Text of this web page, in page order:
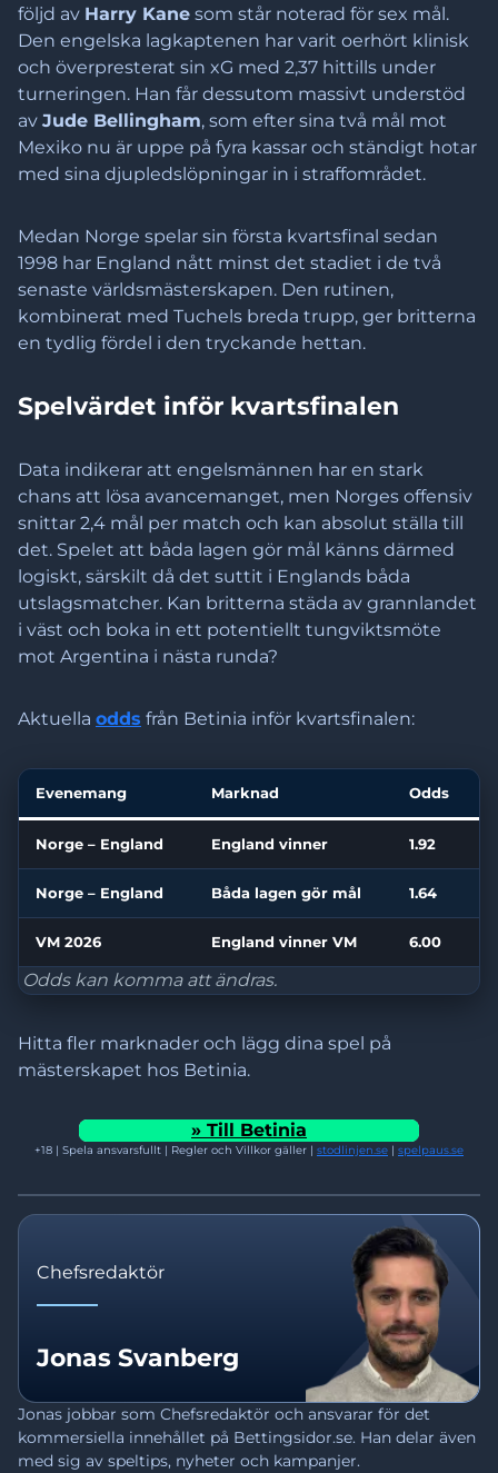
följd av Harry Kane som står noterad för sex mål.
Den engelska lagkaptenen har varit oerhört klinisk
och överpresterat sin xG med 2,37 hittills under
turneringen. Han får dessutom massivt understöd
av Jude Bellingham, som efter sina två mål mot
Mexiko nu är uppe på fyra kassar och ständigt hotar
med sina djupledslöpningar in i straffområdet.
Medan Norge spelar sin första kvartsfinal sedan
1998 har England nått minst det stadiet i de två
senaste världsmästerskapen. Den rutinen,
kombinerat med Tuchels breda trupp, ger britterna
en tydlig fördel i den tryckande hettan.
Spelvärdet inför kvartsfinalen
Data indikerar att engelsmännen har en stark
chans att lösa avancemanget, men Norges offensiv
snittar 2,4 mål per match och kan absolut ställa till
det. Spelet att båda lagen gör mål känns därmed
logiskt, särskilt då det suttit i Englands båda
utslagsmatcher. Kan britterna städa av grannlandet
i väst och boka in ett potentiellt tungviktsmöte
mot Argentina i nästa runda?
Aktuella odds från Betinia inför kvartsfinalen:
Evenemang Marknad Odds
Norge – England England vinner 1.92
Norge – England Båda lagen gör mål 1.64
VM 2026 England vinner VM 6.00
Odds kan komma att ändras.
Hitta fler marknader och lägg dina spel på
mästerskapet hos Betinia.
» Till Betinia
+18 | Spela ansvarsfullt | Regler och Villkor gäller | stodlinjen.se | spelpaus.se
Chefsredaktör
Jonas Svanberg
Jonas jobbar som Chefsredaktör och ansvarar för det
kommersiella innehållet på Bettingsidor.se. Han delar även
med sig av speltips, nyheter och kampanjer.